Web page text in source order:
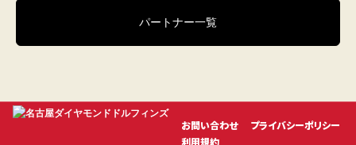
パートナー一覧
お問い合わせ
プライバシーポリシー
利用規約